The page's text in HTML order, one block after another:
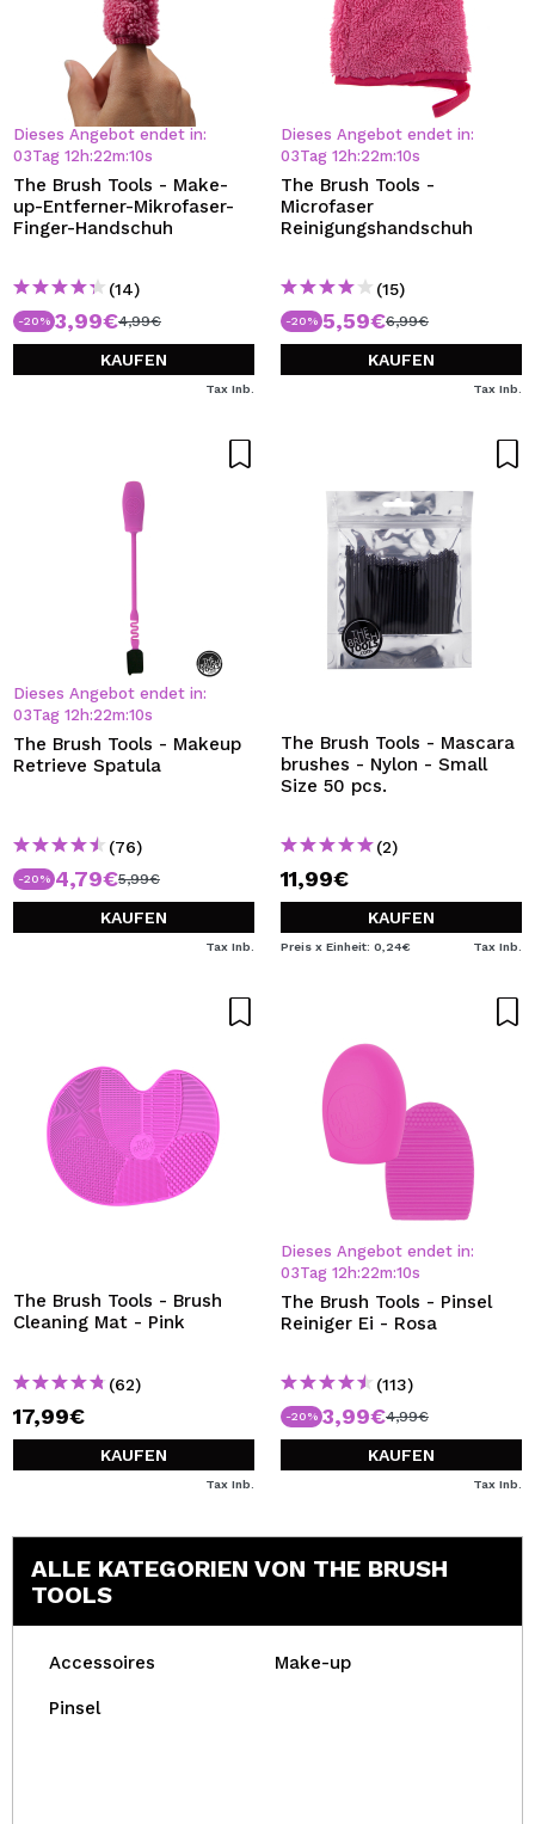
Dieses Angebot endet in:
03Tag 12 h:22m:10s
The Brush Tools - Make-
up-Entferner-Mikrofaser-
Finger-Handschuh
(14)
-20% 3,99€4,99€
KAUFEN
Tax Inb.
Dieses Angebot endet in:
03Tag 12 h:22m:10s
The Brush Tools -
Microfaser
Reinigungshandschuh
(15)
-20% 5,59€6,99€
KAUFEN
Tax Inb.
Dieses Angebot endet in:
03Tag 12 h:22m:10s
The Brush Tools - Makeup
Retrieve Spatula
(76)
-20% 4,79€5,99€
KAUFEN
Tax Inb.
The Brush Tools - Mascara
brushes - Nylon - Small
Size 50 pcs.
(2)
11,99€
KAUFEN
Preis x Einheit: 0,24€ Tax Inb.
The Brush Tools - Brush
Cleaning Mat - Pink
(62)
17,99€
KAUFEN
Tax Inb.
Dieses Angebot endet in:
03Tag 12 h:22m:10s
The Brush Tools - Pinsel
Reiniger Ei - Rosa
(113)
-20% 3,99€4,99€
KAUFEN
Tax Inb.
ALLE KATEGORIEN VON THE BRUSH
TOOLS
Accessoires Make-up
Pinsel